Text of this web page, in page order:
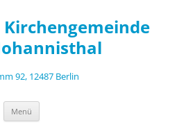
Kirchengemeinde
92, 12487 Berlin
Menü